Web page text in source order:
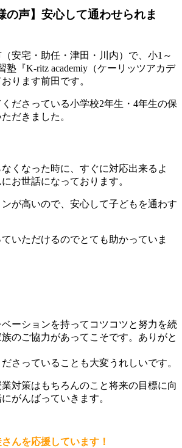
の声】安心して通わせられま
安宅・助任・津田・川内）で、小1～
塾『K-ritz academiy（ケーリッツアカデ
ります前田です。
ださっている小学校2年生・4年生の保
だきました。
くなった時に、すぐに対応出来るよ
お世話になっております。
が高いので、安心して子どもを通わす
いただけるのでとても助かっていま
ーションを持ってコツコツと努力を続
のご協力があってこそです。ありがと
さっていることも大変うれしいです。
対策はもちろんのこと将来の目標に向
がんばっていきます。
んを応援しています！